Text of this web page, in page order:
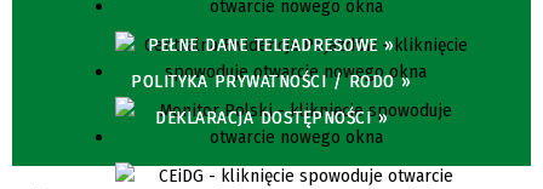
PEŁNE DANE TELEADRESOWE »
POLITYKA PRYWATNOŚCI / RODO »
DEKLARACJA DOSTĘPNOŚCI »